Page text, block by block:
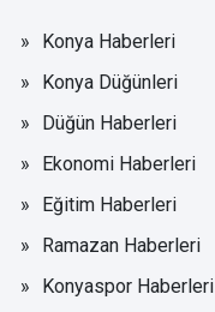
Konya Haberleri
Konya Düğünleri
Düğün Haberleri
Ekonomi Haberleri
Eğitim Haberleri
Ramazan Haberleri
Konyaspor Haberleri